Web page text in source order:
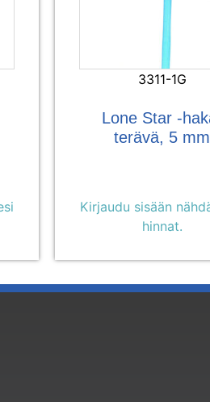
3311-1G
Lone Star -
terävä, 5 mm
Kirjaudu sisään
hinnat.